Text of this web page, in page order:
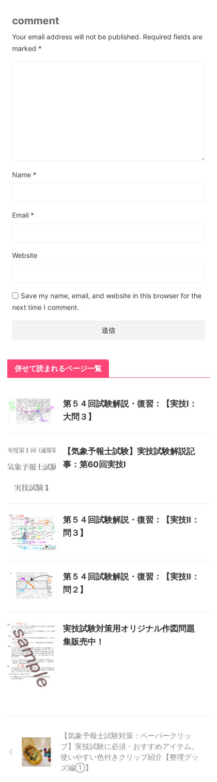
comment
Your email address will not be published. Required fields are
marked *
Name *
Email *
Website
Save my name, email, and website in this browser for the
next time I comment.
併せて読まれるページ一覧
第５４回試験解説・復習：【実技Ⅰ：
大問３】
【気象予報士試験】実技試験解説記
事：第60回実技Ⅰ
第５４回試験解説・復習：【実技Ⅱ：
問３】
第５４回試験解説・復習：【実技Ⅱ：
問２】
実技試験対策用オリジナル作図問題
集販売中！
【気象予報士試験対策：ペーパークリッ
プ】実技試験に必須・おすすめアイテム。
使いやすい色付きクリップ紹介【整理グッ
ズ編①】